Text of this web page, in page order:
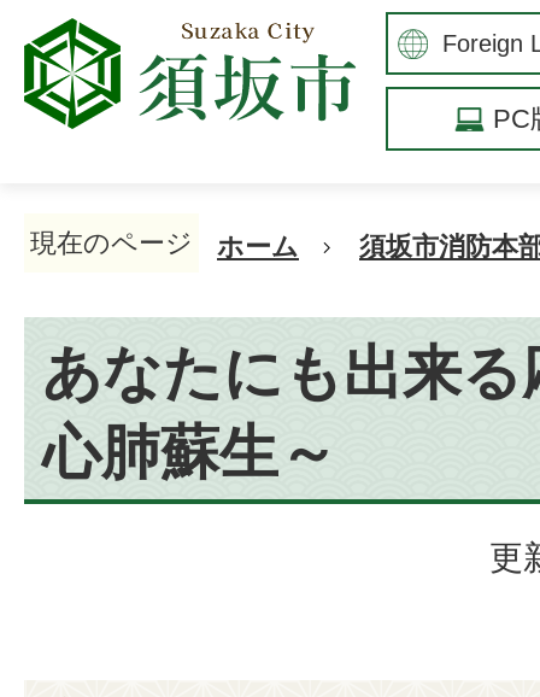
PC
現在のページ ホーム 須坂市消防本
あなたにも出来る
心肺蘇生～
更